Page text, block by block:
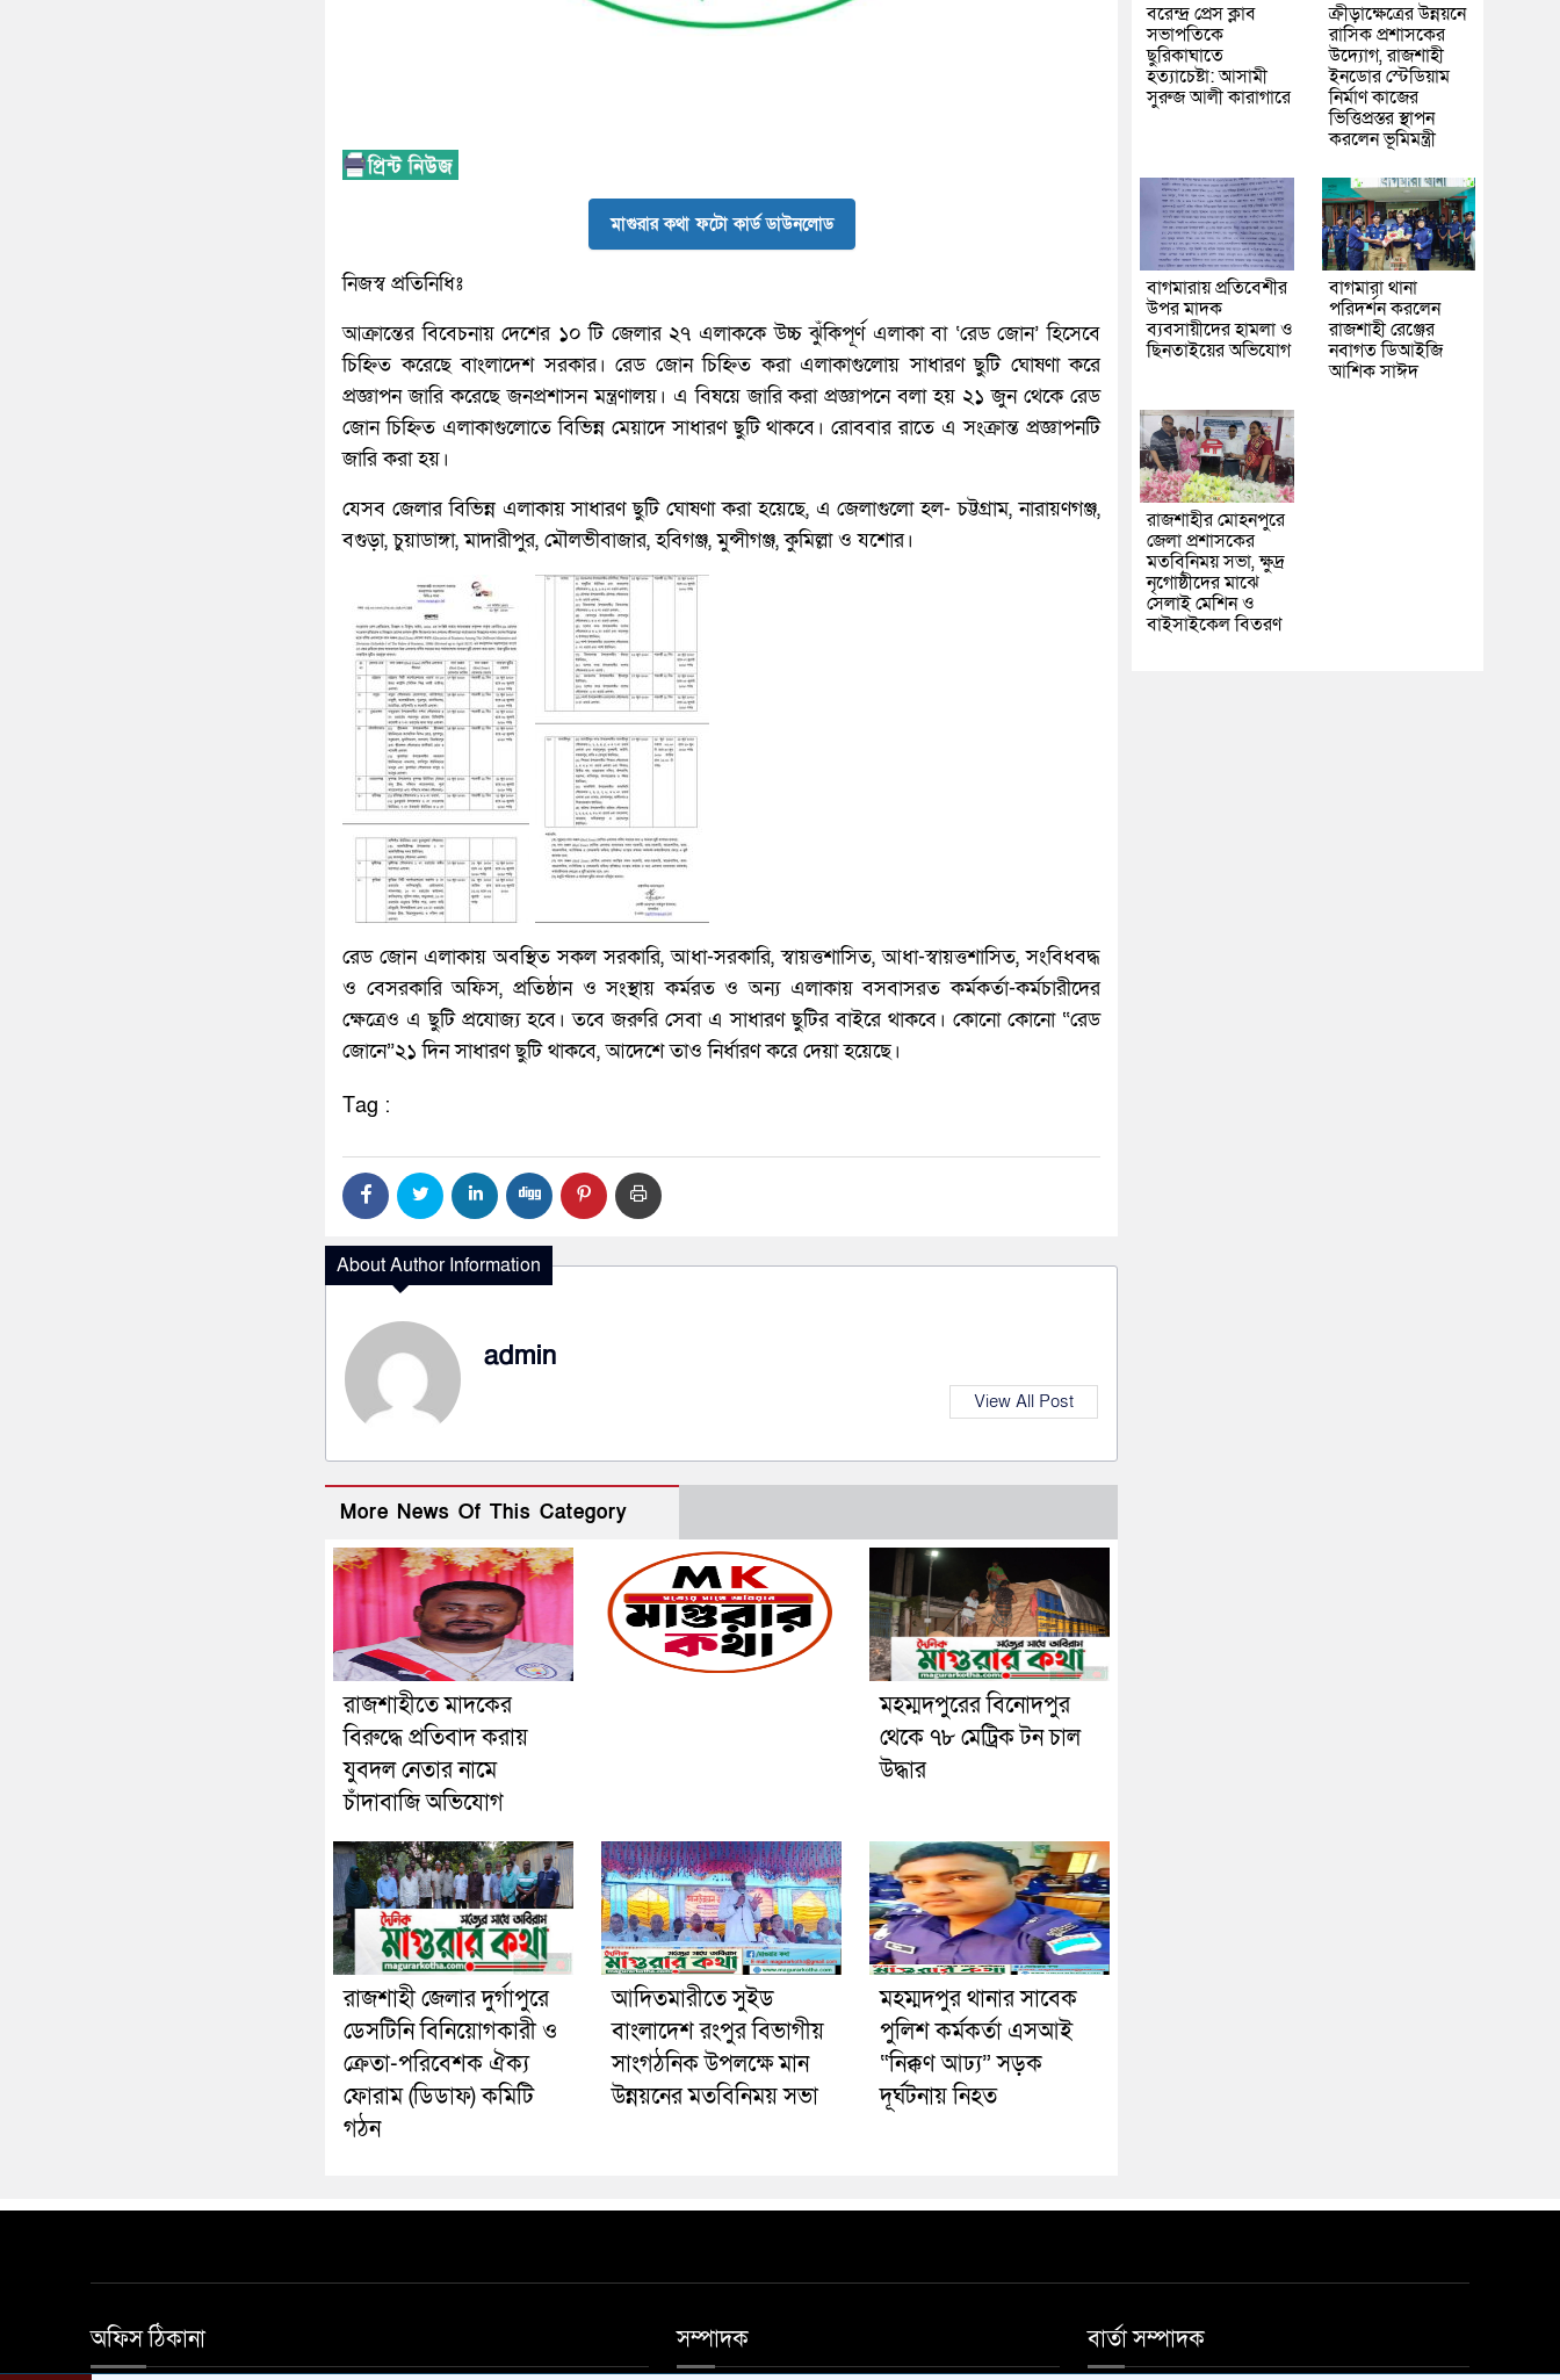
মাগুরার কথা ফটো কার্ড ডাউনলোড
নিজস্ব প্রতিনিধিঃ
আক্রান্তের বিবেচনায় দেশের ১০ টি জেলার ২৭ এলাককে উচ্চ ঝুঁকিপূর্ণ এলাকা বা ‘রেড জোন’ হিসেবে
চিহ্নিত করেছে বাংলাদেশ সরকার। রেড জোন চিহ্নিত করা এলাকাগুলোয় সাধারণ ছুটি ঘোষণা করে
প্রজ্ঞাপন জারি করেছে জনপ্রশাসন মন্ত্রণালয়। এ বিষয়ে জারি করা প্রজ্ঞাপনে বলা হয় ২১ জুন থেকে রেড
জোন চিহ্নিত এলাকাগুলোতে বিভিন্ন মেয়াদে সাধারণ ছুটি থাকবে। রোববার রাতে এ সংক্রান্ত প্রজ্ঞাপনটি
জারি করা হয়।
যেসব জেলার বিভিন্ন এলাকায় সাধারণ ছুটি ঘোষণা করা হয়েছে, এ জেলাগুলো হল- চট্টগ্রাম, নারায়ণগঞ্জ,
বগুড়া, চুয়াডাঙ্গা, মাদারীপুর, মৌলভীবাজার, হবিগঞ্জ, মুন্সীগঞ্জ, কুমিল্লা ও যশোর।
রেড জোন এলাকায় অবস্থিত সকল সরকারি, আধা-সরকারি, স্বায়ত্তশাসিত, আধা-স্বায়ত্তশাসিত, সংবিধবদ্ধ
ও বেসরকারি অফিস, প্রতিষ্ঠান ও সংস্থায় কর্মরত ও অন্য এলাকায় বসবাসরত কর্মকর্তা-কর্মচারীদের
ক্ষেত্রেও এ ছুটি প্রযোজ্য হবে। তবে জরুরি সেবা এ সাধারণ ছুটির বাইরে থাকবে। কোনো কোনো “রেড
জোনে”২১ দিন সাধারণ ছুটি থাকবে, আদেশে তাও নির্ধারণ করে দেয়া হয়েছে।
Tag :
About Author Information
admin
View All Post
More News Of This Category
রাজশাহীতে মাদকের
বিরুদ্ধে প্রতিবাদ করায়
যুবদল নেতার নামে
চাঁদাবাজি অভিযোগ
মহম্মদপুরের বিনোদপুর
থেকে ৭৮ মেট্রিক টন চাল
উদ্ধার
রাজশাহী জেলার দুর্গাপুরে
ডেসটিনি বিনিয়োগকারী ও
ক্রেতা-পরিবেশক ঐক্য
ফোরাম (ডিডাফ) কমিটি
গঠন
আদিতমারীতে সুইড
বাংলাদেশ রংপুর বিভাগীয়
সাংগঠনিক উপলক্ষে মান
উন্নয়নের মতবিনিময় সভা
মহম্মদপুর থানার সাবেক
পুলিশ কর্মকর্তা এসআই
“নিক্কণ আঢ্য” সড়ক
দূর্ঘটনায় নিহত
বরেন্দ্র প্রেস ক্লাব
সভাপতিকে
ছুরিকাঘাতে
হত্যাচেষ্টা: আসামী
সুরুজ আলী কারাগারে
ক্রীড়াক্ষেত্রের উন্নয়নে
রাসিক প্রশাসকের
উদ্যোগ, রাজশাহী
ইনডোর স্টেডিয়াম
নির্মাণ কাজের
ভিত্তিপ্রস্তর স্থাপন
করলেন ভূমিমন্ত্রী
বাগমারায় প্রতিবেশীর
উপর মাদক
ব্যবসায়ীদের হামলা ও
ছিনতাইয়ের অভিযোগ
বাগমারা থানা
পরিদর্শন করলেন
রাজশাহী রেঞ্জের
নবাগত ডিআইজি
আশিক সাঈদ
রাজশাহীর মোহনপুরে
জেলা প্রশাসকের
মতবিনিময় সভা, ক্ষুদ্র
নৃগোষ্ঠীদের মাঝে
সেলাই মেশিন ও
বাইসাইকেল বিতরণ
অফিস ঠিকানা সম্পাদক বার্তা সম্পাদক